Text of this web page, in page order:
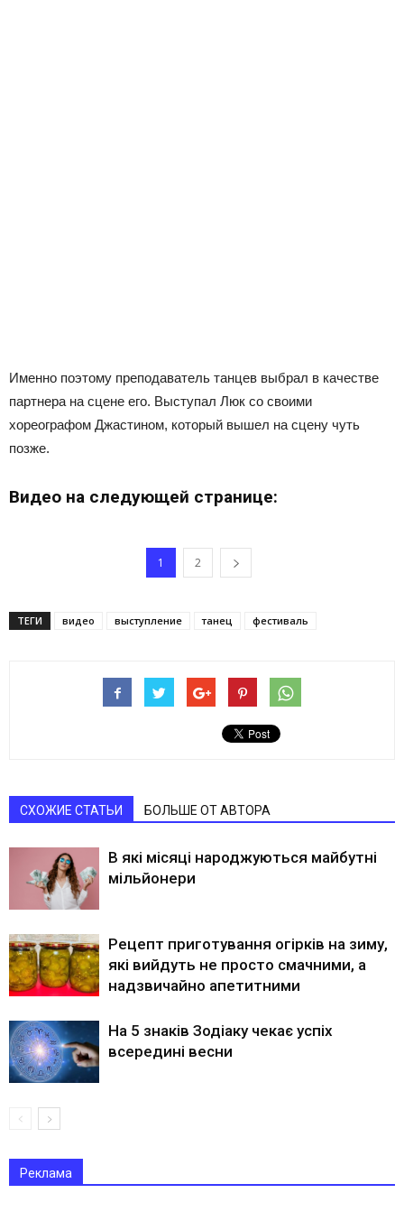
Именно поэтому преподаватель танцев выбрал в качестве
партнера на сцене его. Выступал Люк со своими
хореографом Джастином, который вышел на сцену чуть
позже.
Видео на следующей странице:
1 2
ТЕГИ видео выступление танец фестиваль
СХОЖИЕ СТАТЬИ БОЛЬШЕ ОТ АВТОРА
В які місяці народжуються майбутні
мільйонери
Рецепт приготування огірків на зиму,
які вийдуть не просто смачними, а
надзвичайно апетитними
На 5 знаків Зодіаку чекає успіх
всередині весни
Реклама